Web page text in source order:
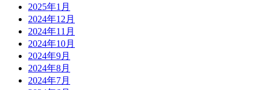
2025年1月
2024年12月
2024年11月
2024年10月
2024年9月
2024年8月
2024年7月